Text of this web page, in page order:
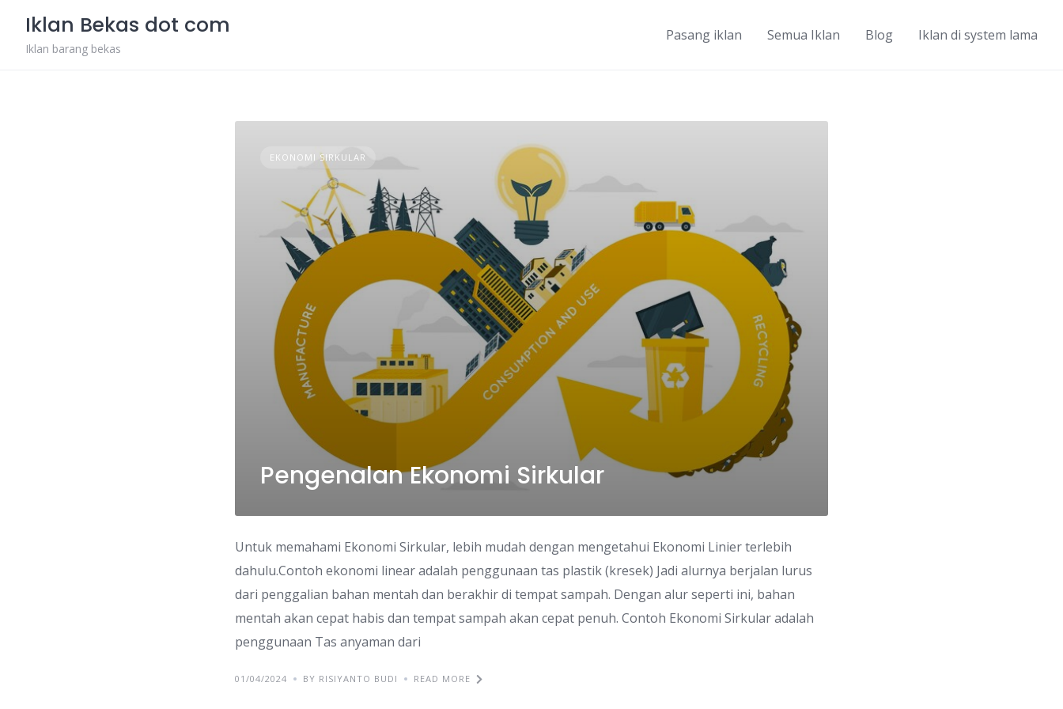
content
Iklan Bekas dot com
Iklan barang bekas
Pasang iklan Semua Iklan Blog Iklan di system lama
EKONOMI SIRKULAR
Pengenalan Ekonomi Sirkular
Untuk memahami Ekonomi Sirkular, lebih mudah dengan mengetahui Ekonomi Linier terlebih
dahulu.Contoh ekonomi linear adalah penggunaan tas plastik (kresek) Jadi alurnya berjalan lurus
dari penggalian bahan mentah dan berakhir di tempat sampah. Dengan alur seperti ini, bahan
mentah akan cepat habis dan tempat sampah akan cepat penuh. Contoh Ekonomi Sirkular adalah
penggunaan Tas anyaman dari
01/04/2024 BY RISIYANTO BUDI READ MORE